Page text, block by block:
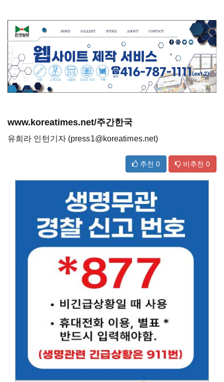
www.koreatimes.net/주간한국
유희라 인턴기자 (press1@koreatimes.net)
추천 0 비추천 0